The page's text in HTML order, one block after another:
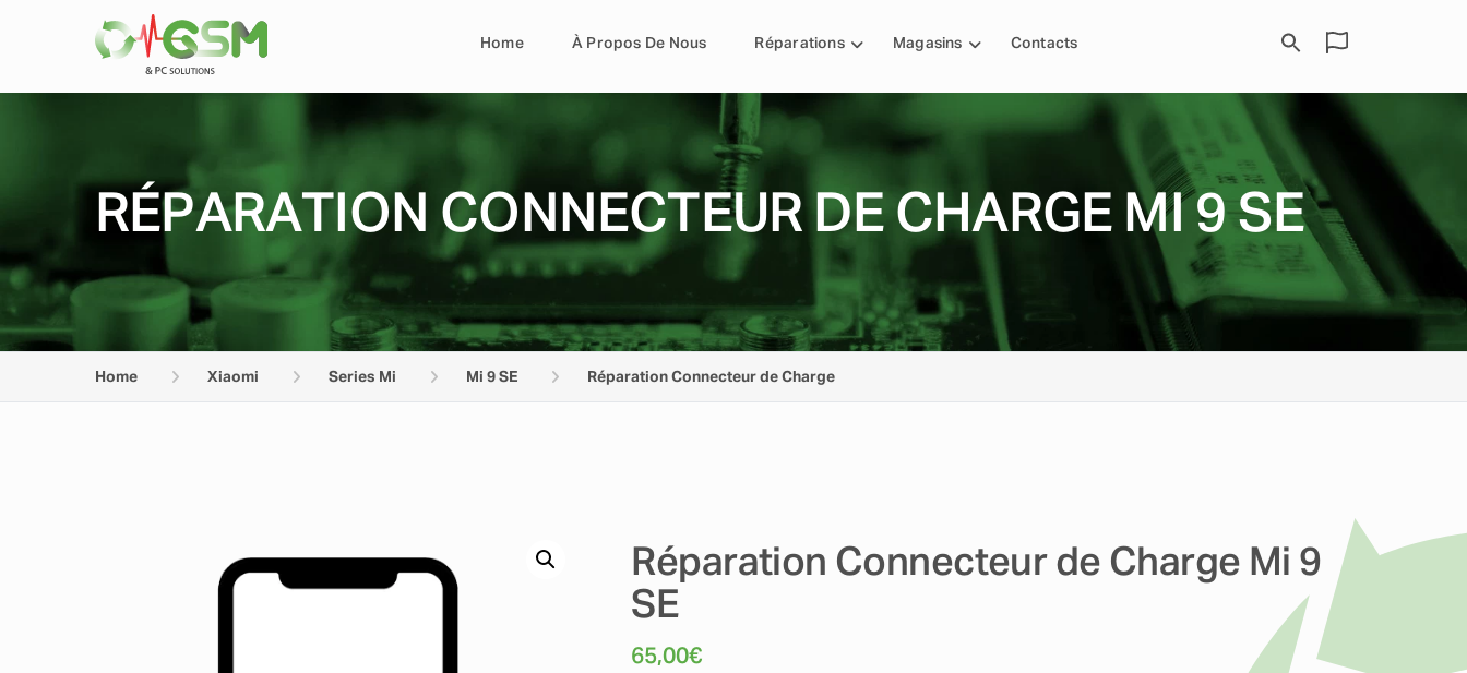
Home À Propos De Nous Réparations Magasins Contacts
RÉPARATION CONNECTEUR DE CHARGE MI 9 SE
Home Xiaomi Series Mi Mi 9 SE Réparation Connecteur de Charge
Réparation Connecteur de Charge Mi 9
SE
65,00€